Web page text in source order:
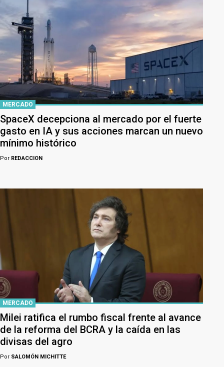
MERCADO
SpaceX decepciona al mercado por el fuerte
gasto en IA y sus acciones marcan un nuevo
mínimo histórico
Por REDACCION
MERCADO
Milei ratifica el rumbo fiscal frente al avance
de la reforma del BCRA y la caída en las
divisas del agro
Por SALOMÓN MICHITTE